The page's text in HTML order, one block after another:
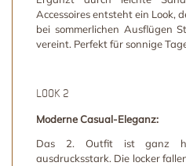
Accessoires entsteht ein Look,
bei sommerlichen Ausflügen
vereint. Perfekt für sonnige
LOOK 2
Moderne Casual-Eleganz:
Das 2. Outfit ist ganz
ausdrucksstark. Die locker